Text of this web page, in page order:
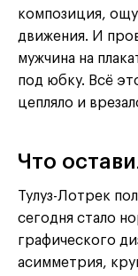
композиция,
движения. И
мужчина на
под юбку. Всё
цепляло и
Что
Тулуз-Лотрек
сегодня стало
графического
асимметрия,